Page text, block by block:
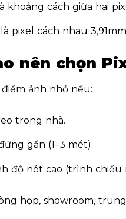
khoảng cách giữa hai
là pixel cách nhau 3,91mm
nên chọn
ảnh nhỏ nếu:
trong nhà.
gần (1–3 mét).
độ nét cao (trình chiếu
họp, showroom,